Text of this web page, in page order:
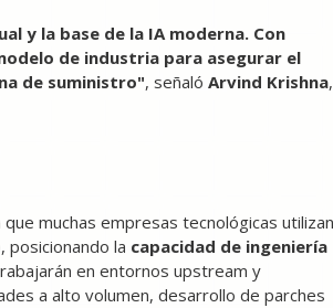
y la base de la IA moderna. Con
de industria para asegurar el
de suministro", señaló Arvind Krishna,
muchas empresas tecnológicas utilizan
posicionando la capacidad de ingeniería
en entornos upstream y
a alto volumen, desarrollo de parches